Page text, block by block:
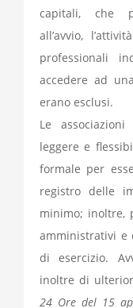
capitali, che
all’avvio,
professionali
accedere ad
erano esclusi.
Le
leggere e
formale per
registro delle
minimo; inoltre,
amministrativi e
di esercizio.
inoltre di
24 Ore del 15